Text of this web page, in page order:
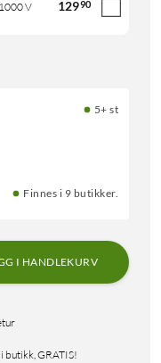
V 12990
5+ st
Finnes i 9 butikker.
I HANDLEKURV
butikk, GRATIS!